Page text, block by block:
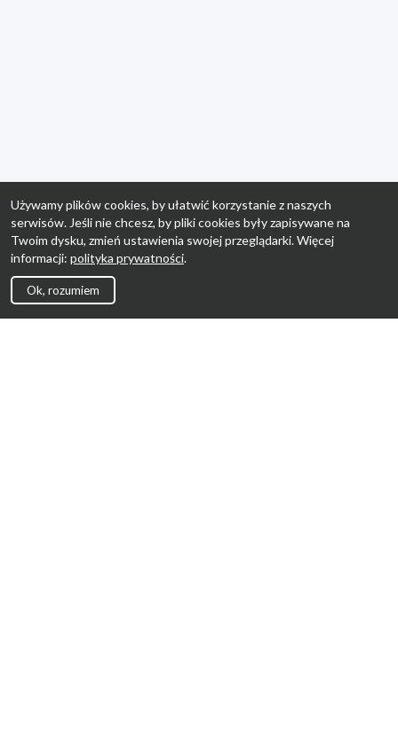
Używamy plików cookies, by ułatwić korzystanie z naszych
serwisów. Jeśli nie chcesz, by pliki cookies były zapisywane na
Twoim dysku, zmień ustawienia swojej przeglądarki. Więcej
informacji: polityka prywatności.
Ok, rozumiem